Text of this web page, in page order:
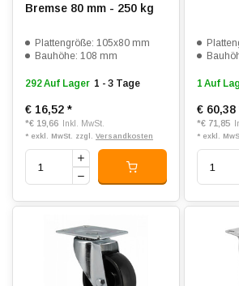
Bremse 80 mm - 250 kg
Plattengröße: 105x80 mm
Bauhöhe: 108 mm
292 Auf Lager 1 - 3 Tage
€ 16,52 *
*€ 19,66 Inkl. MwSt.
* exkl. MwSt. zzgl. Versandkosten
1 Auf
€ 60,38
*€ 71,85
* exkl.